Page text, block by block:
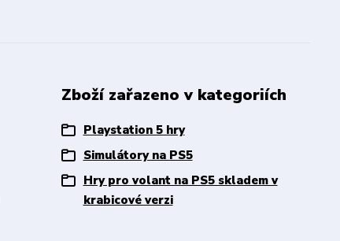
Zboží zařazeno v kategoriích
Playstation 5 hry
Simulátory na PS5
Hry pro volant na PS5 skladem v
krabicové verzi